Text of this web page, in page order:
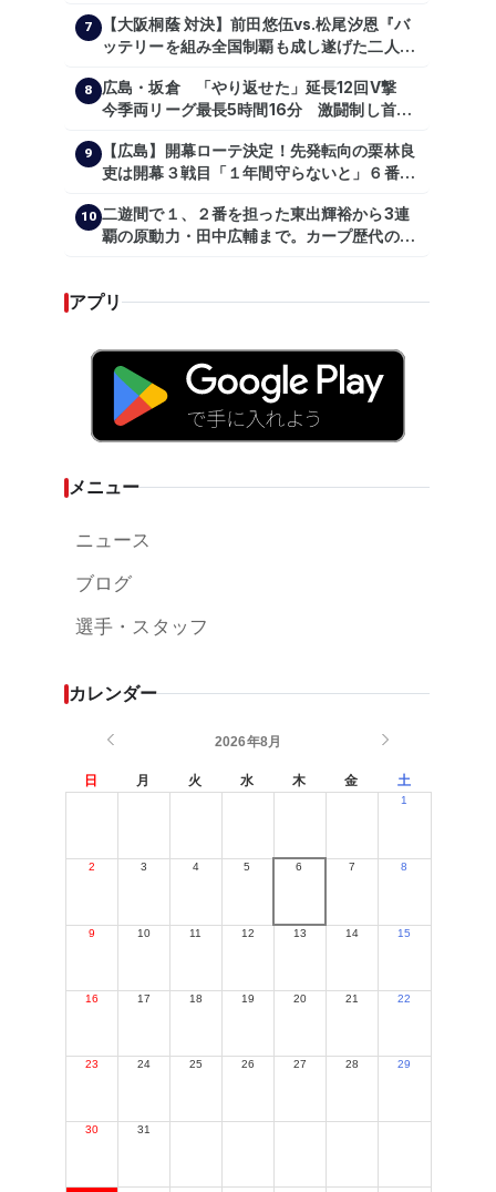
7
【大阪桐蔭 対決】前田悠伍vs.松尾汐恩『バ
ッテリーを組み全国制覇も成し遂げた二人
8
広島・坂倉 「やり返せた」延長12回V撃
今季両リーグ最長5時間16分 激闘制し首位
9
【広島】開幕ローテ決定！先発転向の栗林良
吏は開幕３戦目「１年間守らないと」６番手
10 二遊間で１、２番を担った東出輝裕から3連
覇の原動力・田中広輔まで。カープ歴代のシ
アプリ
メニュー
ニュース
ブログ
選手・スタッフ
カレンダー
2026年8月
日 月 火 水 木 金 土
1
2 3 4 5 6 7 8
9 10 11 12 13 14 15
16 17 18 19 20 21 22
23 24 25 26 27 28 29
30 31